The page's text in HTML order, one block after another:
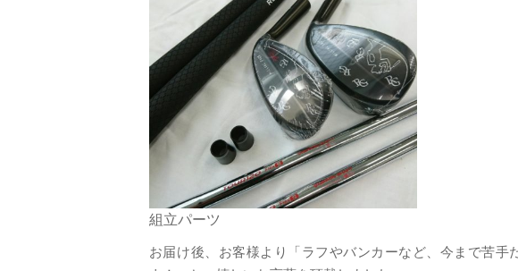
組立パーツ
お届け後、お客様より「ラフやバンカーなど、今まで苦手